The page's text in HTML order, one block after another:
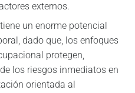
externos.
un enorme potencial
dado que, los enfoques
protegen,
los riesgos inmediatos en
orientada al